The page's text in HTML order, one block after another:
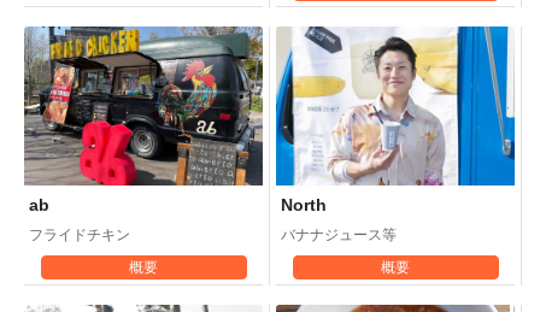
ab
フライドチキン
概要
North
バナナジュース等
概要